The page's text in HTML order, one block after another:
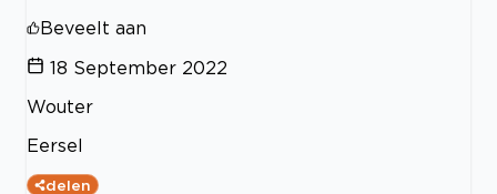
Beveelt aan
18 September 2022
Wouter
Eersel
delen